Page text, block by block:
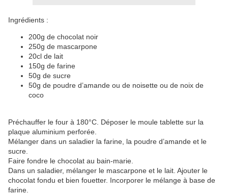
Ingrédients :
200g de chocolat noir
250g de mascarpone
20cl de lait
150g de farine
50g de sucre
50g de poudre d’amande ou de noisette ou de noix de
coco
Préchauffer le four à 180°C. Déposer le moule tablette sur la
plaque aluminium perforée.
Mélanger dans un saladier la farine, la poudre d’amande et le
sucre.
Faire fondre le chocolat au bain-marie.
Dans un saladier, mélanger le mascarpone et le lait. Ajouter le
chocolat fondu et bien fouetter. Incorporer le mélange à base de
farine.